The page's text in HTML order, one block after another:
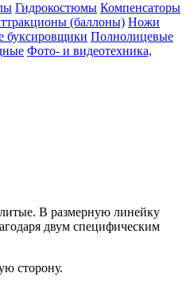
Гидрокостюмы Компенсаторы
(баллоны) Ножи
буксировщики Полнолицевые
Фото- и видеотехника,
В размерную линейку
двум специфическим
сторону.